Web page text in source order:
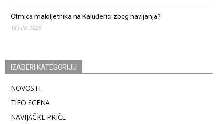
Otmica maloljetnika na Kaluđerici zbog navijanja?
18 Jula, 2026
IZABERI KATEGORIJU
NOVOSTI
TIFO SCENA
NAVIJAČKE PRIČE